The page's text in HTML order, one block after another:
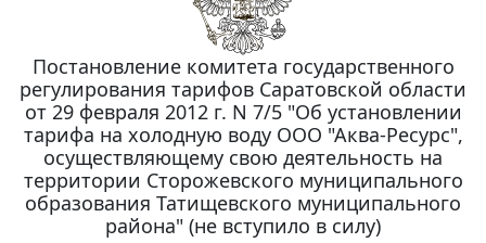
Постановление комитета государственного
регулирования тарифов Саратовской области
от 29 февраля 2012 г. N 7/5 "Об установлении
тарифа на холодную воду ООО "Аква-Ресурс",
осуществляющему свою деятельность на
территории Сторожевского муниципального
образования Татищевского муниципального
района" (не вступило в силу)